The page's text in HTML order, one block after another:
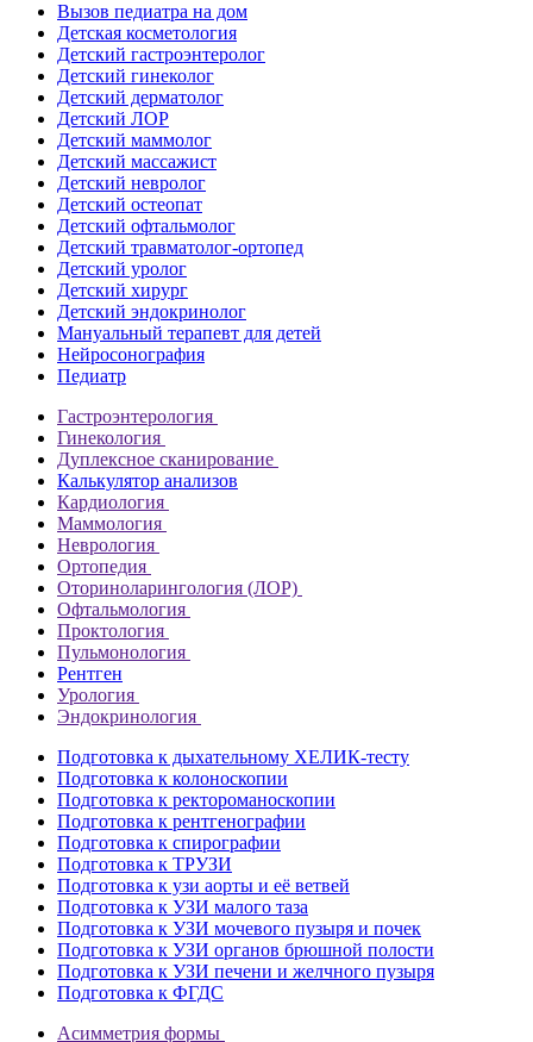
Вызов педиатра на дом
Детская косметология
Детский гастроэнтеролог
Детский гинеколог
Детский дерматолог
Детский ЛОР
Детский маммолог
Детский массажист
Детский невролог
Детский остеопат
Детский офтальмолог
Детский травматолог-ортопед
Детский уролог
Детский хирург
Детский эндокринолог
Мануальный терапевт для детей
Нейросонография
Педиатр
Гастроэнтерология
Гинекология
Дуплексное сканирование
Калькулятор анализов
Кардиология
Маммология
Неврология
Ортопедия
Оториноларингология (ЛОР)
Офтальмология
Проктология
Пульмонология
Рентген
Урология
Эндокринология
Подготовка к дыхательному ХЕЛИК-тесту
Подготовка к колоноскопии
Подготовка к ректороманоскопии
Подготовка к рентгенографии
Подготовка к спирографии
Подготовка к ТРУЗИ
Подготовка к узи аорты и её ветвей
Подготовка к УЗИ малого таза
Подготовка к УЗИ мочевого пузыря и почек
Подготовка к УЗИ органов брюшной полости
Подготовка к УЗИ печени и желчного пузыря
Подготовка к ФГДС
Асимметрия формы